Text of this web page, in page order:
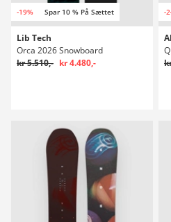
-19% Spar 10 % På Sættet
Lib Tech
Orca 2026 Snowboard
kr 5.510,- kr 4.480,-
-